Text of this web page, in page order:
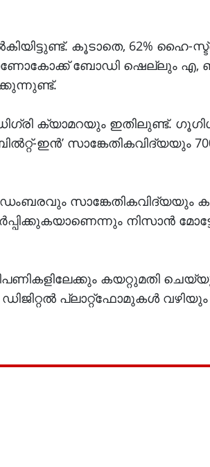
കൂടാതെ, 62% ഹൈ-
മോണോകോക്ക് ബോഡി ഷെല്ലും എ,
ക്യാമറയും ഇതിലുണ്ട്.
ഇൻ’ സാങ്കേതികവിദ്യയും 700
സാങ്കേതികവിദ്യയും
നിസാൻ
കയറ്റുമതി
പ്ലാറ്റ്‌ഫോമുകൾ